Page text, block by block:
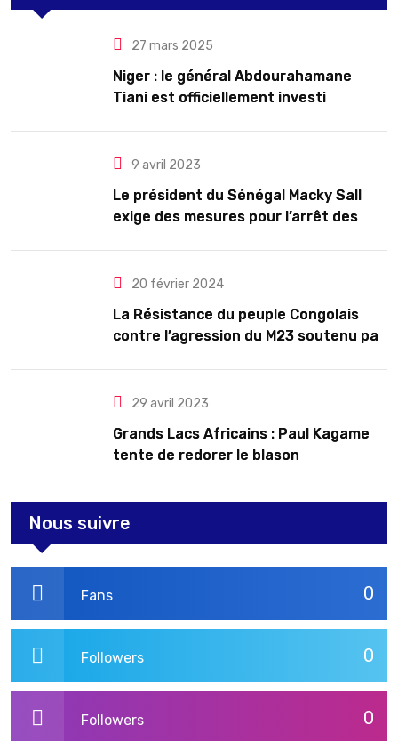
27 mars 2025
Niger : le général Abdourahamane
Tiani est officiellement investi
9 avril 2023
Le président du Sénégal Macky Sall
exige des mesures pour l’arrêt des
20 février 2024
La Résistance du peuple Congolais
contre l’agression du M23 soutenu par
29 avril 2023
Grands Lacs Africains : Paul Kagame
tente de redorer le blason
Nous suivre
0
Fans
0
Followers
0
Followers